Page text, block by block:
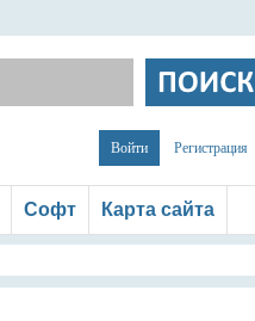
Войти Регистрация
Софт Карта сайта